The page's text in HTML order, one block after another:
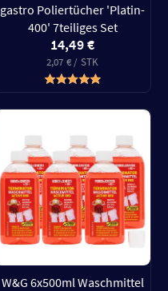
gastro Poliertücher 'Platin-
400' 7teiliges Set
14,49 €
2,07 € / STK
W&G 6x500ml Waschmittel